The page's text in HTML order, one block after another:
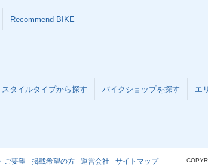
Recommend BIKE
スタイルタイプから探す バイクショップを探す エ
ご要望 掲載希望の方 運営会社 サイトマップ